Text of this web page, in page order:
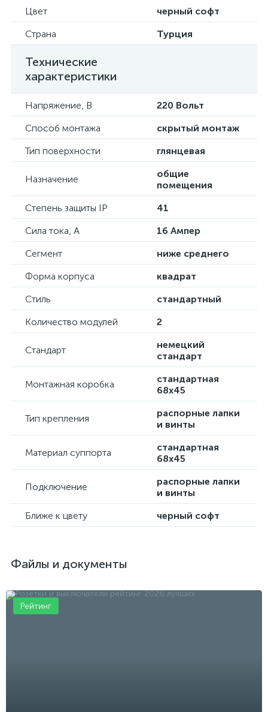
Цвет
черный софт
Страна
Турция
Технические
характеристики
Напряжение, В
220 Вольт
Способ монтажа
скрытый монтаж
Тип поверхности
глянцевая
Назначение
общие
помещения
Степень защиты IP
41
Сила тока, А
16 Ампер
Сегмент
ниже среднего
Форма корпуса
квадрат
Стиль
стандартный
Количество модулей
2
Стандарт
немецкий
стандарт
Монтажная коробка
стандартная
68х45
Тип крепления
распорные лапки
и винты
Материал суппорта
стандартная
68х45
Подключение
распорные лапки
и винты
Ближе к цвету
черный софт
Файлы и документы
Рейтинг